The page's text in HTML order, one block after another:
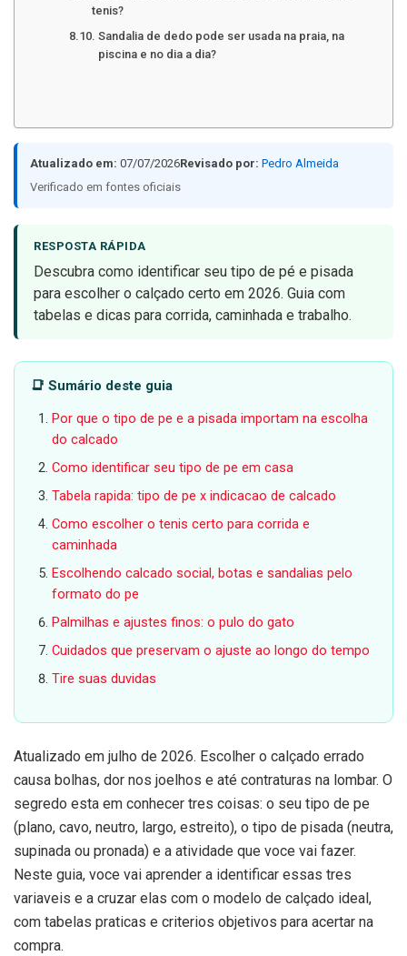
tenis?
Sandalia de dedo pode ser usada na praia, na
piscina e no dia a dia?
Atualizado em: 07/07/2026Revisado por: Pedro Almeida
Verificado em fontes oficiais
RESPOSTA RÁPIDA
Descubra como identificar seu tipo de pé e pisada
para escolher o calçado certo em 2026. Guia com
tabelas e dicas para corrida, caminhada e trabalho.
📑 Sumário deste guia
Por que o tipo de pe e a pisada importam na escolha
do calcado
Como identificar seu tipo de pe em casa
Tabela rapida: tipo de pe x indicacao de calcado
Como escolher o tenis certo para corrida e
caminhada
Escolhendo calcado social, botas e sandalias pelo
formato do pe
Palmilhas e ajustes finos: o pulo do gato
Cuidados que preservam o ajuste ao longo do tempo
Tire suas duvidas
Atualizado em julho de 2026. Escolher o calçado errado
causa bolhas, dor nos joelhos e até contraturas na lombar. O
segredo esta em conhecer tres coisas: o seu tipo de pe
(plano, cavo, neutro, largo, estreito), o tipo de pisada (neutra,
supinada ou pronada) e a atividade que voce vai fazer.
Neste guia, voce vai aprender a identificar essas tres
variaveis e a cruzar elas com o modelo de calçado ideal,
com tabelas praticas e criterios objetivos para acertar na
compra.